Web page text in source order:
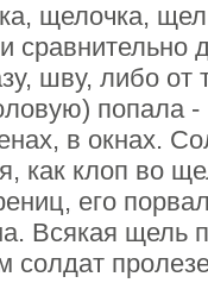
щелочка,
сравнительно
шву, либо
попала
в окнах.
как клоп во
его
Всякая щель